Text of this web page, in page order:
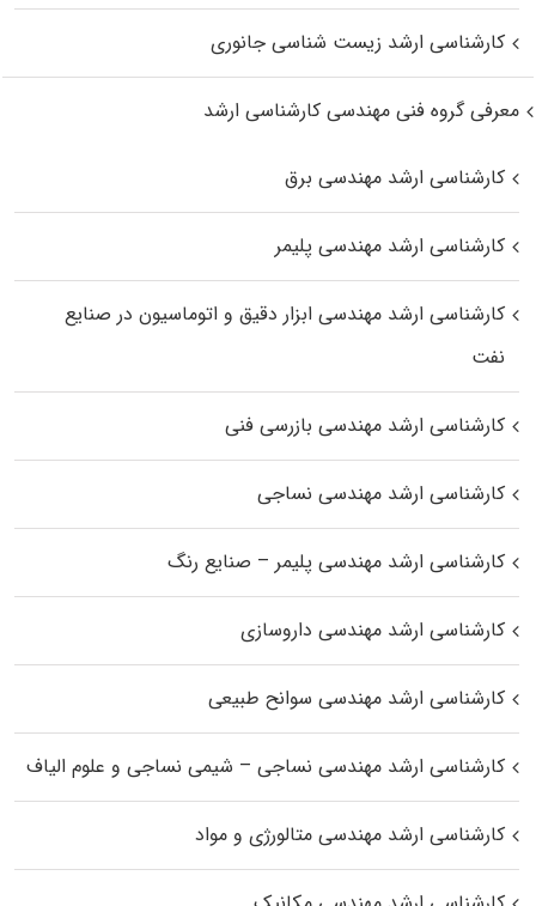
کارشناسی ارشد زیست‌ شناسی جانوری
معرفی گروه فنی مهندسی کارشناسی ارشد
کارشناسی ارشد مهندسی برق
کارشناسی ارشد مهندسی پلیمر
کارشناسی ارشد مهندسی ابزار دقیق و اتوماسیون در صنایع
نفت
کارشناسی ارشد مهندسی بازرسی فنی
کارشناسی ارشد مهندسی نساجی
کارشناسی ارشد مهندسی پلیمر – صنایع رنگ
کارشناسی ارشد مهندسی داروسازی
کارشناسی ارشد مهندسی سوانح طبیعی
کارشناسی ارشد مهندسی نساجی – شیمی نساجی و علوم الیاف
کارشناسی ارشد مهندسی متالورژی و مواد